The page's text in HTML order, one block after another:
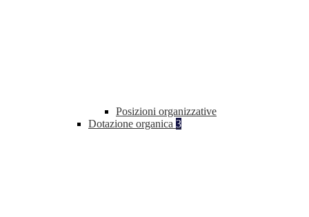
Posizioni organizzative
Dotazione organica 3